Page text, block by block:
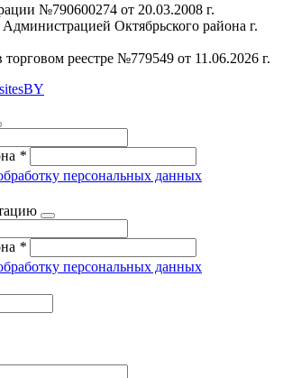
№790600274 от 20.03.2008 г.
Октябрьского района г.
торговом реестре №779549 от 11.06.2026 г.
*
персональных данных
*
персональных данных